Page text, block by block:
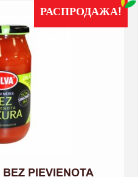
PIEVIENOTA
РАСПРОДАЖА!